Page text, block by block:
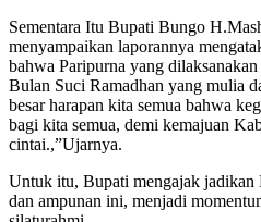
Sementara Itu Bupati Bungo
menyampaikan laporannya
bahwa Paripurna yang
Bulan Suci Ramadhan yang mulia
besar harapan kita semua bahwa
bagi kita semua, demi kemajuan
cintai.,”Ujarnya.
Untuk itu, Bupati mengajak jadikan
dan ampunan ini, menjadi